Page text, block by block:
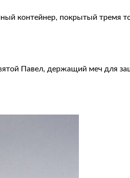
контейнер, покрытый тремя
Павел, держащий меч для